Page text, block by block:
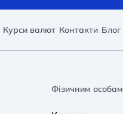
Курси валют Контакти Блог
Фізичним особам